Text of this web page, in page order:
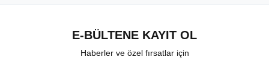
E-BÜLTENE KAYIT OL
Haberler ve özel fırsatlar için